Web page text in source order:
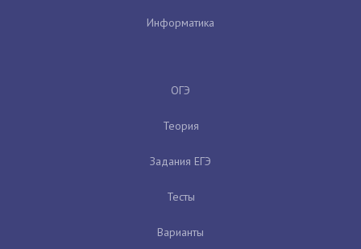
Информатика
ОГЭ
Теория
Задания ЕГЭ
Тесты
Варианты